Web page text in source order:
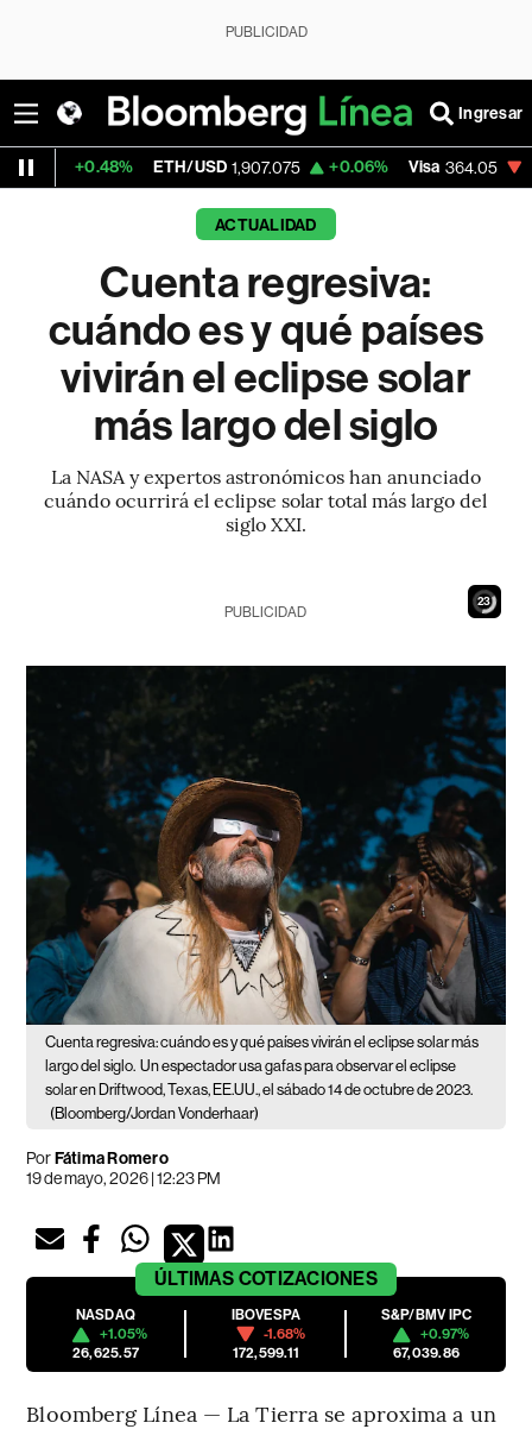
PUBLICIDAD
Ingresar
ETH/USD 1,907.075 +0.06% Visa 364.05 -1.73%
ACTUALIDAD
Cuenta regresiva:
cuándo es y qué países
vivirán el eclipse solar
más largo del siglo
La NASA y expertos astronómicos han anunciado
cuándo ocurrirá el eclipse solar total más largo del
siglo XXI.
22
PUBLICIDAD
Cuenta regresiva: cuándo es y qué países vivirán el eclipse solar más
largo del siglo. Un espectador usa gafas para observar el eclipse
solar en Driftwood, Texas, EE.UU., el sábado 14 de octubre de 2023.
(Bloomberg/Jordan Vonderhaar)
PorFátima Romero
19 de mayo, 2026 | 12:23 PM
ÚLTIMAS COTIZACIONES
NASDAQ
+1.05%
26,625.57
IBOVESPA
-1.68%
172,599.11
S&P/BMV IPC
+0.97%
67,039.86
Bloomberg Línea — La Tierra se aproxima a un